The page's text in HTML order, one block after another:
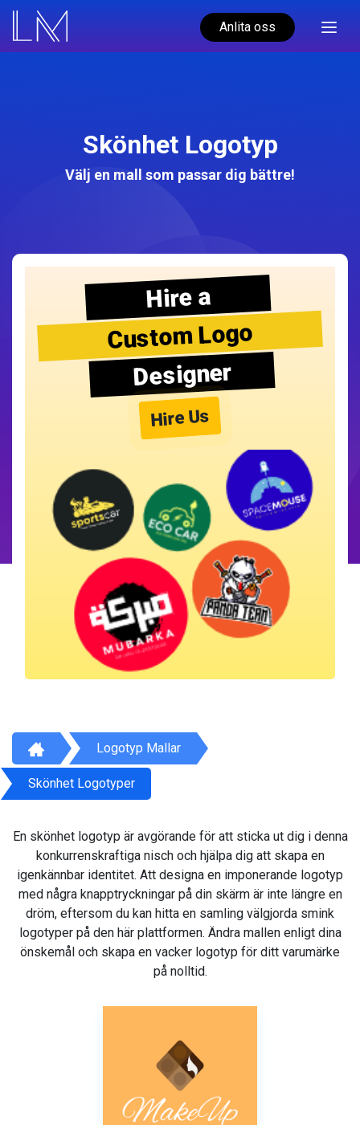
Anlita oss
Skönhet Logotyp
Välj en mall som passar dig bättre!
Hire a
Custom Logo
Designer
Hire Us
Logotyp Mallar
Skönhet Logotyper
En skönhet logotyp är avgörande för att sticka ut dig i denna
konkurrenskraftiga nisch och hjälpa dig att skapa en
igenkännbar identitet. Att designa en imponerande logotyp
med några knapptryckningar på din skärm är inte längre en
dröm, eftersom du kan hitta en samling välgjorda smink
logotyper på den här plattformen. Ändra mallen enligt dina
önskemål och skapa en vacker logotyp för ditt varumärke
på nolltid.